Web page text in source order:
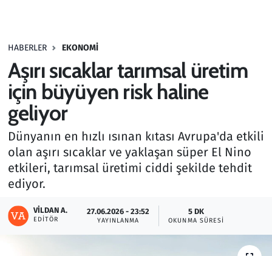
HABERLER EKONOMI
Aşırı sıcaklar tarımsal üretim
için büyüyen risk haline
geliyor
Dünyanın en hızlı ısınan kıtası Avrupa'da etkili
olan aşırı sıcaklar ve yaklaşan süper El Nino
etkileri, tarımsal üretimi ciddi şekilde tehdit
ediyor.
VILDAN A.
EDITÖR
27.06.2026 - 23:52
YAYINLANMA
5 DK
OKUNMA SÜRESI
Haber
Kültür Sanat
Kurumsal Haberler
Lezzet Durağı
Memur ve Kamu
Otomobil
Oyun